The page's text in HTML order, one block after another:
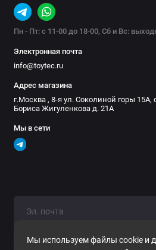
Мы используем файлы cookie и
Пн - Пт: с 11-00 до 18-00, Сб и Вс:
Электронная почта
info@toytec.ru
Адрес магазина
г.Москва , 8-я ул. Соколиной горы 15А,
Бориса Жигуленкова д. 21А
Мы в сети
Нажимая на кнопку
обработку персональных данных.